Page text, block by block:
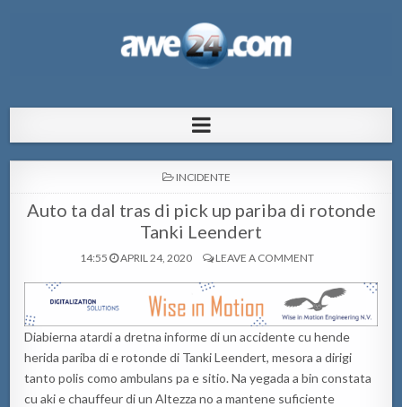
pa Aruba
POSTED
INCIDENTE
Auto ta dal tras di pick up pariba di rotonde
Tanki Leendert
14:55 APRIL 24, 2020 LEAVE A COMMENT
Diabierna atardi a dretna informe di un accidente cu hende
herida pariba di e rotonde di Tanki Leendert, mesora a dirigi
tanto polis como ambulans pa e sitio. Na yegada a bin constata
cu aki e chauffeur di un Altezza no a mantene suficiente